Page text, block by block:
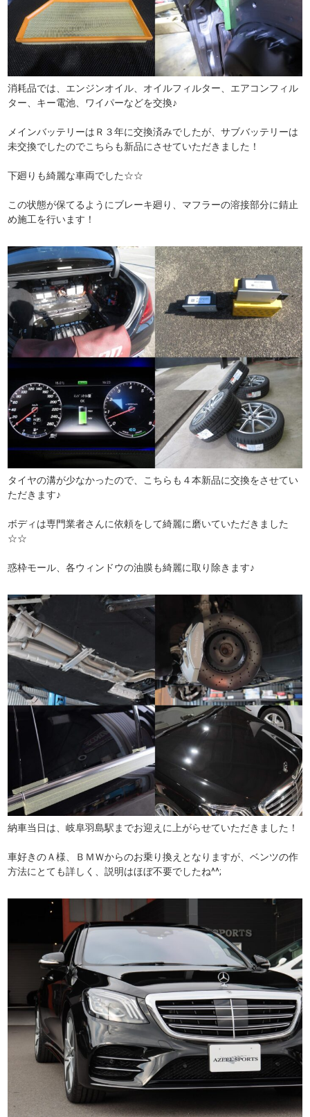
消耗品では、エンジンオイル、オイルフィルター、エアコンフィル
ター、キー電池、ワイパーなどを交換♪
メインバッテリーはＲ３年に交換済みでしたが、サブバッテリーは
未交換でしたのでこちらも新品にさせていただきました！
下廻りも綺麗な車両でした☆☆
この状態が保てるようにブレーキ廻り、マフラーの溶接部分に錆止
め施工を行います！
タイヤの溝が少なかったので、こちらも４本新品に交換をさせてい
ただきます♪
ボディは専門業者さんに依頼をして綺麗に磨いていただきました
☆☆
惑枠モール、各ウィンドウの油膜も綺麗に取り除きます♪
納車当日は、岐阜羽島駅までお迎えに上がらせていただきました！
車好きのＡ様、ＢＭＷからのお乗り換えとなりますが、ベンツの作
方法にとても詳しく、説明はほぼ不要でしたね^^;